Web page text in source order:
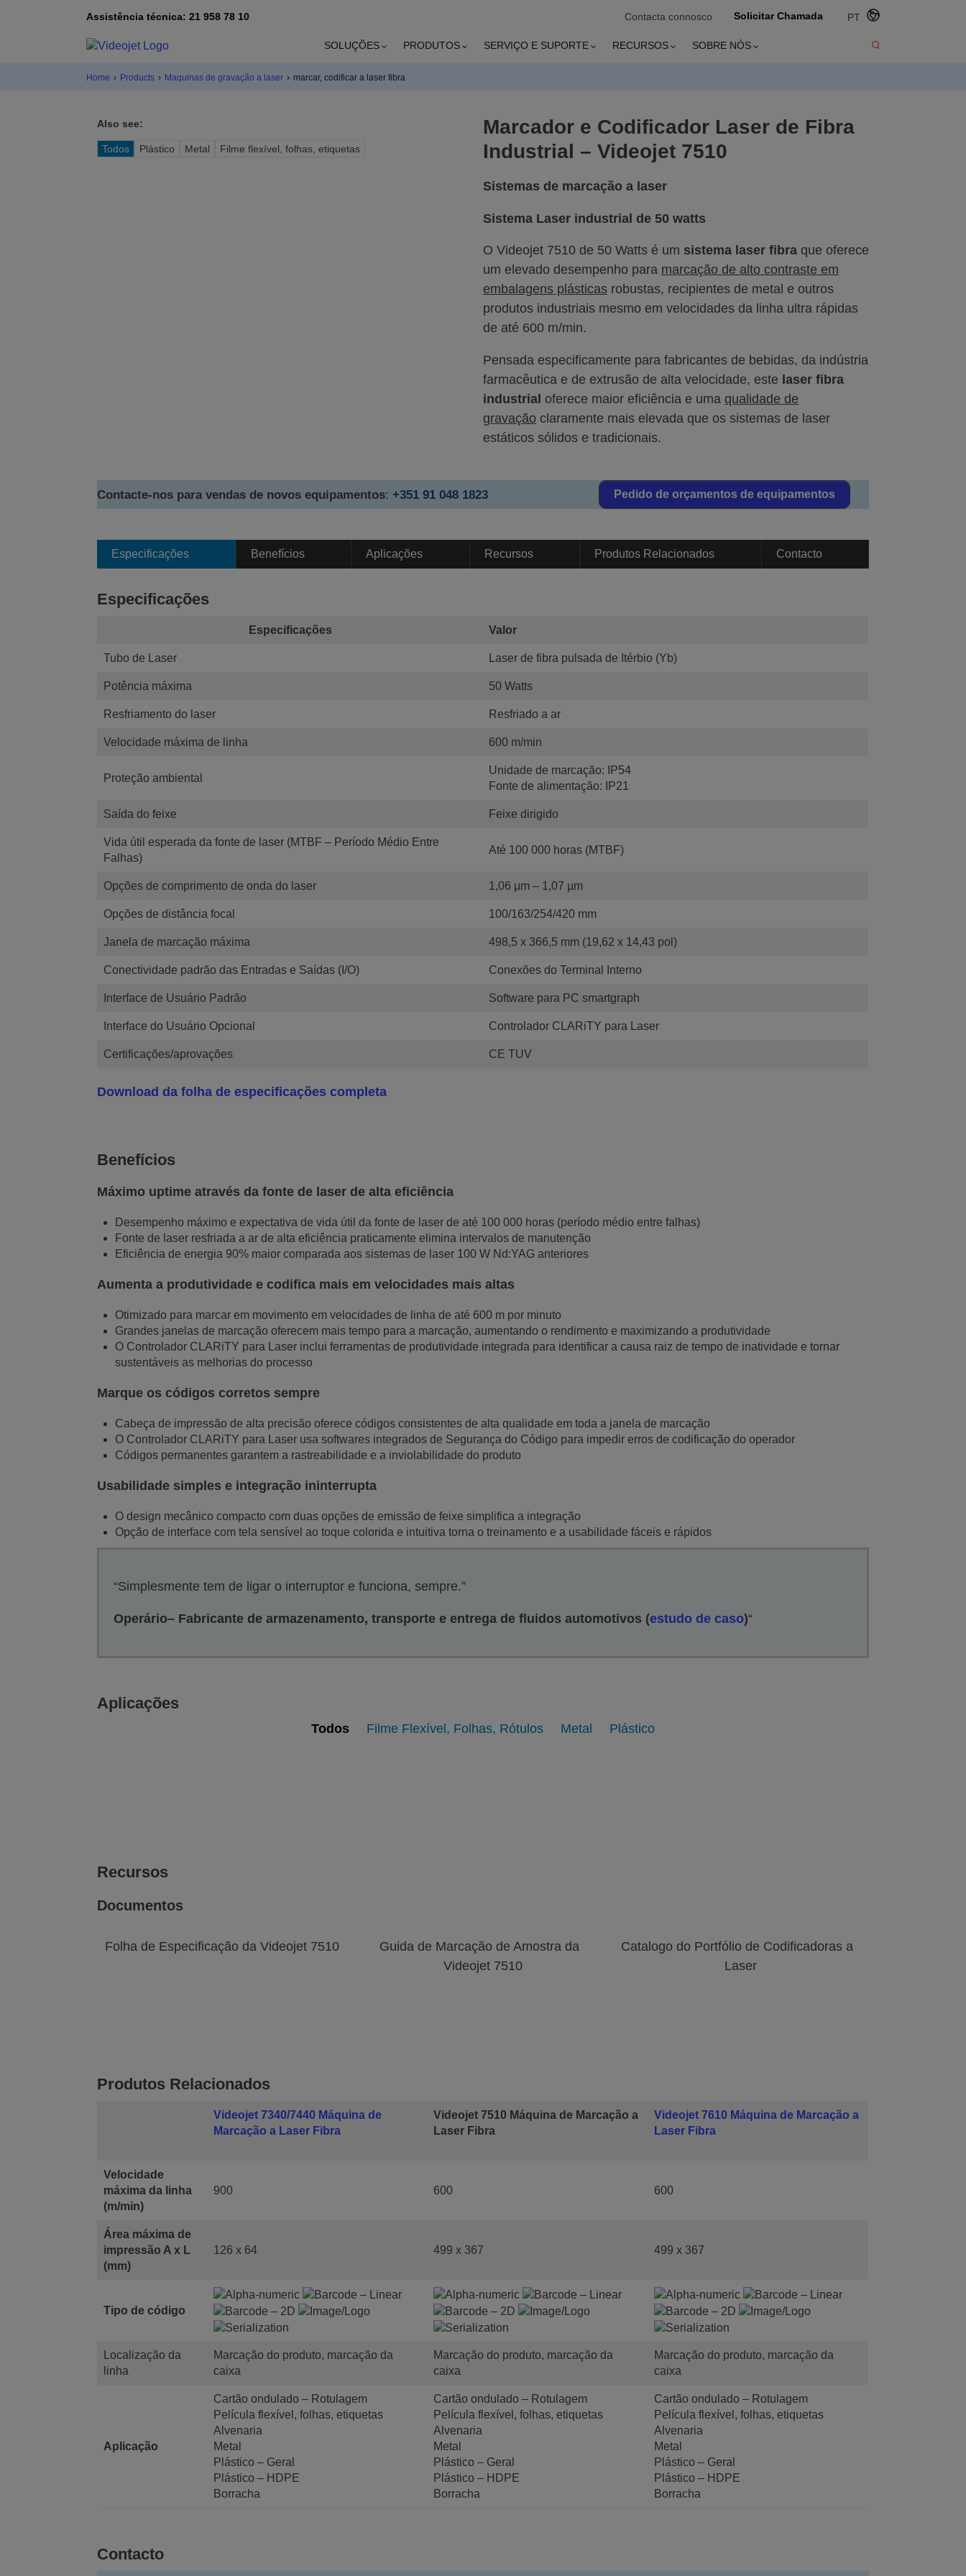
Assistência técnica: 21 958 78 10 Contacta connosco Solicitar Chamada PT
SOLUÇÕES PRODUTOS SERVIÇO E SUPORTE RECURSOS SOBRE NÓS
Home › Products › Maquinas de gravação a laser › marcar, codificar a laser fibra
Also see:
Todos Plástico Metal Filme flexível, folhas, etiquetas
Marcador e Codificador Laser de Fibra
Industrial – Videojet 7510
Sistemas de marcação a laser
Sistema Laser industrial de 50 watts
O Videojet 7510 de 50 Watts é um sistema laser fibra que oferece
um elevado desempenho para marcação de alto contraste em
embalagens plásticas robustas, recipientes de metal e outros
produtos industriais mesmo em velocidades da linha ultra rápidas
de até 600 m/min.
Pensada especificamente para fabricantes de bebidas, da indústria
farmacêutica e de extrusão de alta velocidade, este laser fibra
industrial oferece maior eficiência e uma qualidade de
gravação claramente mais elevada que os sistemas de laser
estáticos sólidos e tradicionais.
Contacte-nos para vendas de novos equipamentos: +351 91 048 1823 Pedido de orçamentos de equipamentos
Especificações Benefícios Aplicações Recursos Produtos Relacionados Contacto
Especificações
Especificações Valor
Tubo de Laser Laser de fibra pulsada de Itérbio (Yb)
Potência máxima 50 Watts
Resfriamento do laser Resfriado a ar
Velocidade máxima de linha 600 m/min
Proteção ambiental
Unidade de marcação: IP54
Fonte de alimentação: IP21
Saída do feixe Feixe dirigido
Vida útil esperada da fonte de laser (MTBF – Período Médio Entre
Falhas)
Até 100 000 horas (MTBF)
Opções de comprimento de onda do laser 1,06 µm – 1,07 µm
Opções de distância focal 100/163/254/420 mm
Janela de marcação máxima 498,5 x 366,5 mm (19,62 x 14,43 pol)
Conectividade padrão das Entradas e Saídas (I/O) Conexões do Terminal Interno
Interface de Usuário Padrão Software para PC smartgraph
Interface do Usuário Opcional Controlador CLARiTY para Laser
Certificações/aprovações CE TUV
Download da folha de especificações completa
Benefícios
Máximo uptime através da fonte de laser de alta eficiência
Desempenho máximo e expectativa de vida útil da fonte de laser de até 100 000 horas (período médio entre falhas)
Fonte de laser resfriada a ar de alta eficiência praticamente elimina intervalos de manutenção
Eficiência de energia 90% maior comparada aos sistemas de laser 100 W Nd:YAG anteriores
Aumenta a produtividade e codifica mais em velocidades mais altas
Otimizado para marcar em movimento em velocidades de linha de até 600 m por minuto
Grandes janelas de marcação oferecem mais tempo para a marcação, aumentando o rendimento e maximizando a produtividade
O Controlador CLARiTY para Laser inclui ferramentas de produtividade integrada para identificar a causa raiz de tempo de inatividade e tornar
sustentáveis as melhorias do processo
Marque os códigos corretos sempre
Cabeça de impressão de alta precisão oferece códigos consistentes de alta qualidade em toda a janela de marcação
O Controlador CLARiTY para Laser usa softwares integrados de Segurança do Código para impedir erros de codificação do operador
Códigos permanentes garantem a rastreabilidade e a inviolabilidade do produto
Usabilidade simples e integração ininterrupta
O design mecânico compacto com duas opções de emissão de feixe simplifica a integração
Opção de interface com tela sensível ao toque colorida e intuitiva torna o treinamento e a usabilidade fáceis e rápidos
“Simplesmente tem de ligar o interruptor e funciona, sempre.”
Operário– Fabricante de armazenamento, transporte e entrega de fluidos automotivos (estudo de caso)“
Aplicações
Todos Filme Flexível, Folhas, Rótulos Metal Plástico
Recursos
Documentos
Folha de Especificação da Videojet 7510
Guida de Marcação de Amostra da
Videojet 7510
Catalogo do Portfólio de Codificadoras a
Laser
Produtos Relacionados
Videojet 7340/7440 Máquina de
Marcação a Laser Fibra
Videojet 7510 Máquina de Marcação a
Laser Fibra
Videojet 7610 Máquina de Marcação a
Laser Fibra
Velocidade
máxima da linha
(m/min)
900 600 600
Área máxima de
impressão A x L
(mm)
126 x 64 499 x 367 499 x 367
Tipo de código
Localização da
linha
Marcação do produto, marcação da
caixa
Marcação do produto, marcação da
caixa
Marcação do produto, marcação da
caixa
Aplicação
Cartão ondulado – Rotulagem
Película flexível, folhas, etiquetas
Alvenaria
Metal
Plástico – Geral
Plástico – HDPE
Borracha
Cartão ondulado – Rotulagem
Película flexível, folhas, etiquetas
Alvenaria
Metal
Plástico – Geral
Plástico – HDPE
Borracha
Cartão ondulado – Rotulagem
Película flexível, folhas, etiquetas
Alvenaria
Metal
Plástico – Geral
Plástico – HDPE
Borracha
Contacto